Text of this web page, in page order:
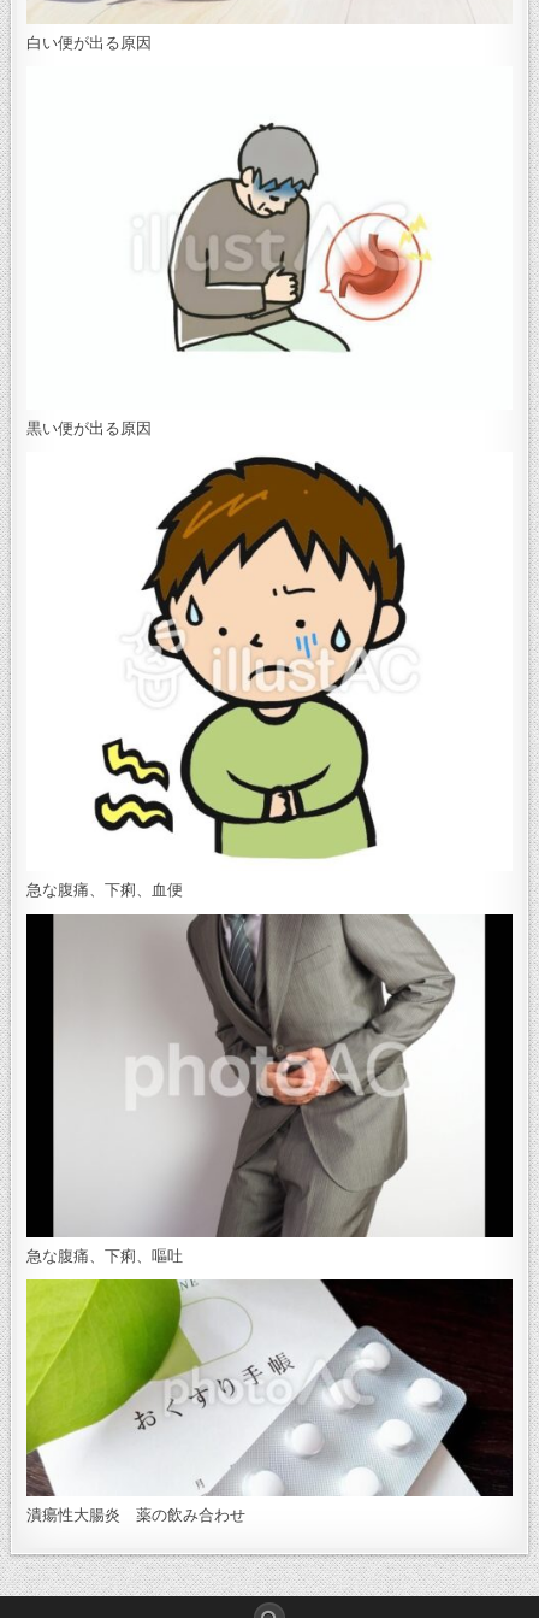
白い便が出る原因
黒い便が出る原因
急な腹痛、下痢、血便
急な腹痛、下痢、嘔吐
潰瘍性大腸炎 薬の飲み合わせ